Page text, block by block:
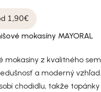
1,90€
mokasíny MAYORAL
mokasíny z kvalitného
a moderný
chodidlu, takže